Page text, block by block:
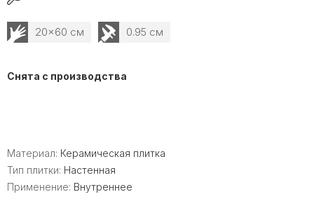
20x60 см 0.95 см
Снята с производства
Материал: Керамическая плитка
Тип плитки: Настенная
Применение: Внутреннее